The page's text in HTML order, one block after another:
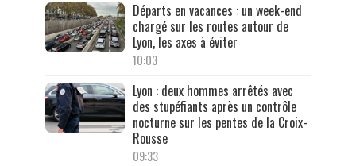
Départs en vacances : un week-end
chargé sur les routes autour de
Lyon, les axes à éviter
10:03
Lyon : deux hommes arrêtés avec
des stupéfiants après un contrôle
nocturne sur les pentes de la Croix-
Rousse
09:33